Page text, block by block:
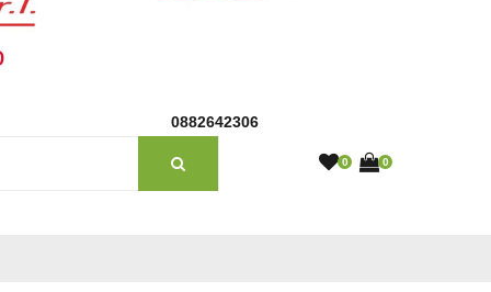
0882642306
0 0